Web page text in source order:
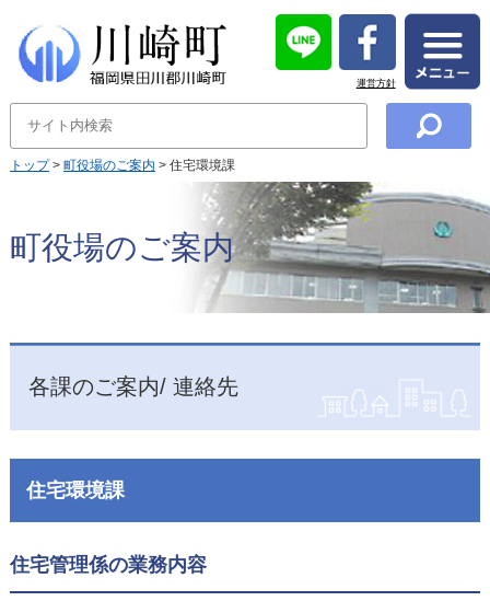
運営方針
トップ> 町役場のご案内 > 住宅環境課
町役場のご案内
各課のご案内/ 連絡先
住宅環境課
住宅管理係の業務内容